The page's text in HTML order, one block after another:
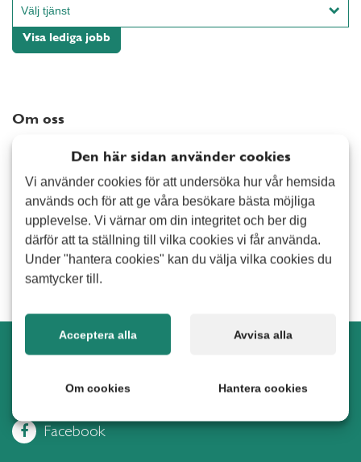
Arboga
Borlänge
Danderyd
Ekerö
Enköping
Eskilstuna
Fagersta
Falkenberg
Forshaga
Göteborg Centrum
Välj tjänst
Hantverk
Elektriker
Tapetsering
Övrig hantverkstjänst
Hemmet
Hemservice
Städning/Flyttstädning
Övrig tjänst i hemmet
Trädgård
Snöskottning
Trädbeskärning
Övrig trädgårdstjänst
Visa lediga jobb
Om oss
seniorbemanning. Verksamheten grundades 2014 och har
idag kontor på ett 30-tal orter i Sverige. Vi erbjuder
pensionärer varierande uppdrag både inom privat - och
företagsmarknaden. Som anställd på Alert Senior väljer du
själv vilka uppdrag du vill utföra samt i vilken omfattning du
vill jobba.
Möt, följ och samtala med oss i sociala medier.
Facebook
Den här sidan använder cookies
Vi använder cookies för att undersöka hur vår hemsida
används och för att ge våra besökare bästa möjliga
upplevelse. Vi värnar om din integritet och ber dig
därför att ta ställning till vilka cookies vi får använda.
Under "hantera cookies" kan du välja vilka cookies du
samtycker till.
Acceptera alla Avvisa alla
Om cookies Hantera cookies